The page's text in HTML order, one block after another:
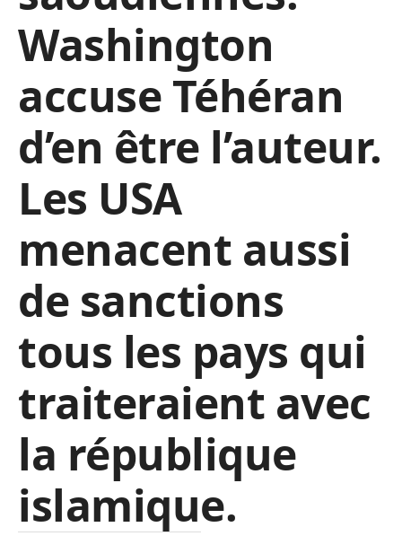
Washington
accuse Téhéran
d’en être l’auteur.
Les USA
menacent aussi
de sanctions
tous les pays qui
traiteraient avec
la république
islamique.